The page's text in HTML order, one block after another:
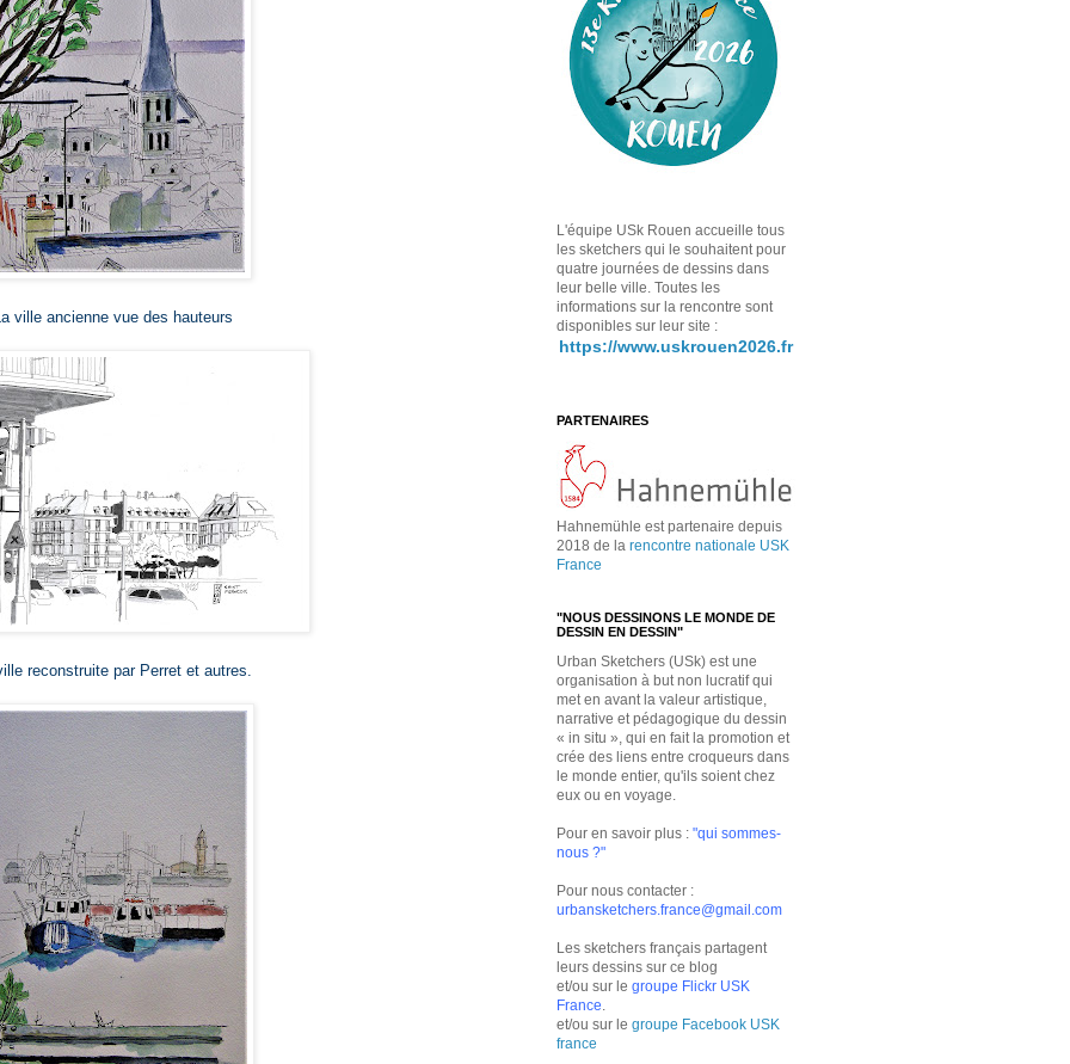
ville ancienne vue des hauteurs
reconstruite par Perret et autres.
L'équipe USk Rouen accueille tous
les sketchers qui le souhaitent pour
quatre journées de dessins dans
leur belle ville. Toutes les
informations sur la rencontre sont
disponibles sur leur site :
https://www.uskrouen2026.fr
PARTENAIRES
Hahnemühle est partenaire depuis
2018 de la rencontre nationale USK
France
"NOUS DESSINONS LE MONDE DE
DESSIN EN DESSIN"
Urban Sketchers (USk) est une
organisation à but non lucratif qui
met en avant la valeur artistique,
narrative et pédagogique du dessin
« in situ », qui en fait la promotion et
crée des liens entre croqueurs dans
le monde entier, qu'ils soient chez
eux ou en voyage.
Pour en savoir plus : "qui sommes-
nous ?"
Pour nous contacter :
urbansketchers.france@gmail.com
Les sketchers français partagent
leurs dessins sur ce blog
et/ou sur le groupe Flickr USK
France
et/ou sur le groupe Facebook USK
france